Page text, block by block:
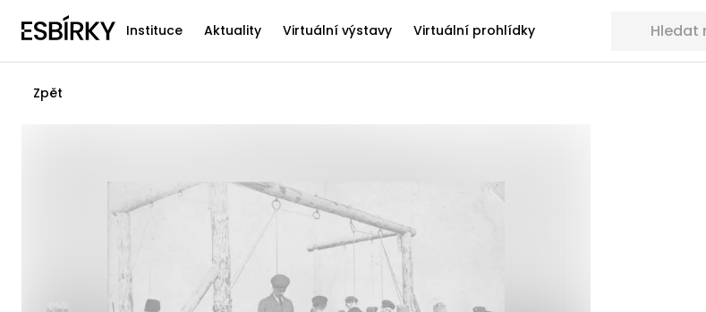
Instituce Aktuality Virtuální výstavy Virtuální prohlídky
Zpět